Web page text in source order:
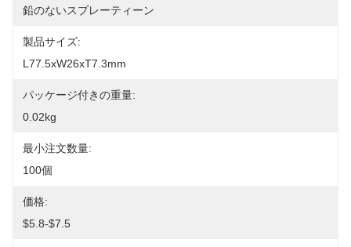
鉛のないスプレーティーン
製品サイズ:
L77.5xW26xT7.3mm
パッケージ付きの重量:
0.02kg
最小注文数量:
100個
価格:
$5.8-$7.5